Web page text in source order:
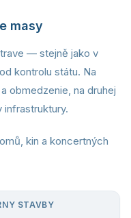
masy
— stejně jako v
kontrolu státu. Na
obmedzenie, na druhej
infrastruktury.
kin a koncertných
STAVBY